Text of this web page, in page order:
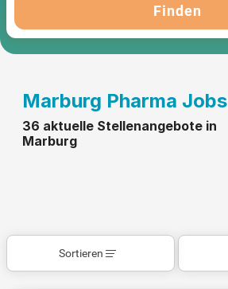
Finden
Marburg Pharma Jobs
36 aktuelle Stellenangebote in
Marburg
Sortieren